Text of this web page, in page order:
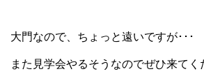
大門なので、ちょっと遠いですが･･･
また見学会やるそうなのでぜひ来てく